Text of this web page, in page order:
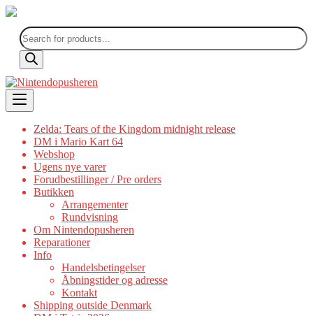
Products
search
Skip
to
content
Zelda: Tears of the Kingdom midnight release
DM i Mario Kart 64
Webshop
Ugens nye varer
Forudbestillinger / Pre orders
Butikken
Arrangementer
Rundvisning
Om Nintendopusheren
Reparationer
Info
Handelsbetingelser
Åbningstider og adresse
Kontakt
Shipping outside Denmark